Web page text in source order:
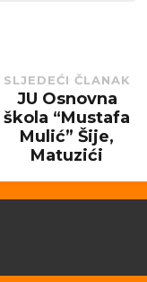
SLJEDEĆI ČLANAK
Next
post:
JU Osnovna
škola “Mustafa
Mulić” Šije,
Matuzići